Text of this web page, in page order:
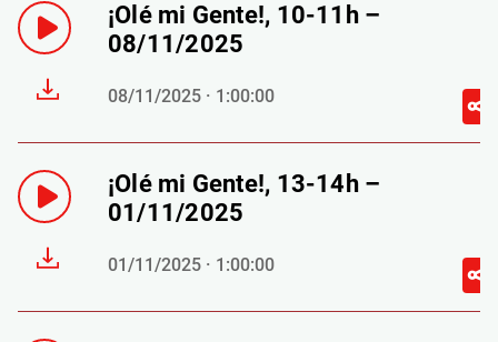
¡Olé mi Gente!, 10-11h –
08/11/2025
08/11/2025 · 1:00:00
¡Olé mi Gente!, 13-14h –
01/11/2025
01/11/2025 · 1:00:00